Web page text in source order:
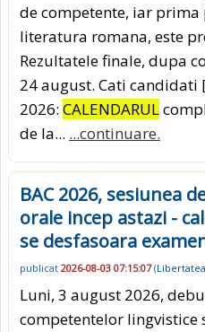
de competente, iar
literatura romana, este
Rezultatele finale, dupa
24 august. Cati
2026: CALENDARUL
de la... ...continuare.
BAC 2026, sesiunea
orale incep astazi -
se desfasoara
publicat 2026-08-03 07:15:07(Libertatea
Luni, 3 august 2026,
competentelor